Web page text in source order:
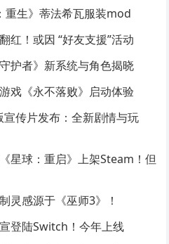
重生》蒂法希瓦服装mod
红！或因 “好友支援”活动
护者》新系统与角色揭晓
戏《永不落败》启动体验
宣传片发布：全新剧情与玩
星球：重启》上架Steam！但
灵感源于《巫师3》！
登陆Switch！今年上线